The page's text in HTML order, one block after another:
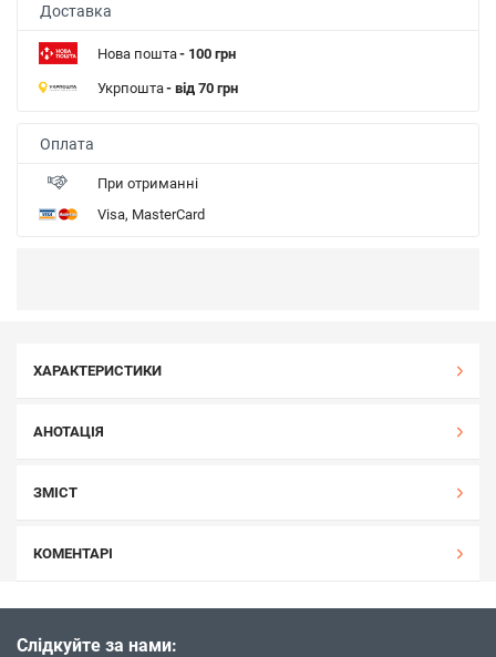
Доставка
Нова пошта- 100 грн
Укрпошта- від 70 грн
Оплата
При отриманні
Visa, MasterCard
ХАРАКТЕРИСТИКИ
АНОТАЦІЯ
ЗМІСТ
КОМЕНТАРІ
Слідкуйте за нами: